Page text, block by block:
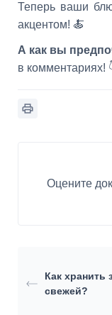
Теперь ваши
акцентом! 🍝
А как вы
в комментариях!
Оцените
Как хранить
свежей?